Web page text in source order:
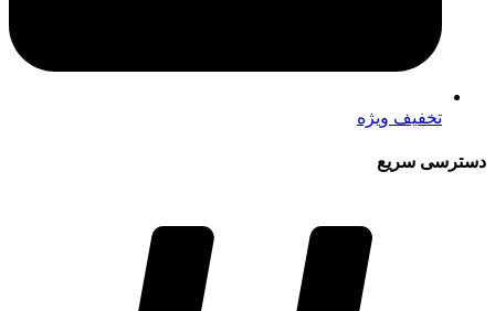
تخفیف ویژه
دسترسی سریع